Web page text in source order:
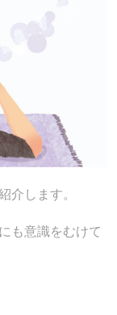
介します。
も意識をむけて